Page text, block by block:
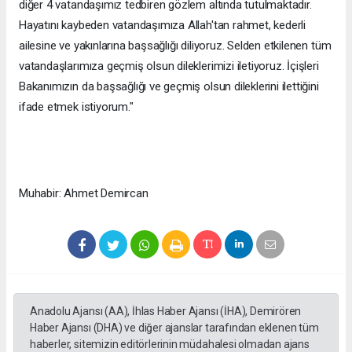
diğer 4 vatandaşımız tedbiren gözlem altında tutulmaktadır.
Hayatını kaybeden vatandaşımıza Allah'tan rahmet, kederli
ailesine ve yakınlarına başsağlığı diliyoruz. Selden etkilenen tüm
vatandaşlarımıza geçmiş olsun dileklerimizi iletiyoruz. İçişleri
Bakanımızın da başsağlığı ve geçmiş olsun dileklerini ilettiğini
ifade etmek istiyorum."
Muhabir: Ahmet Demircan
Anadolu Ajansı (AA), İhlas Haber Ajansı (İHA), Demirören
Haber Ajansı (DHA) ve diğer ajanslar tarafından eklenen tüm
haberler, sitemizin editörlerinin müdahalesi olmadan ajans